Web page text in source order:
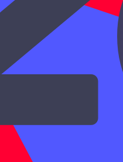
Предложение
→
и вид действия
в китайском
китайском
HSK 1·Новый HSK
слов